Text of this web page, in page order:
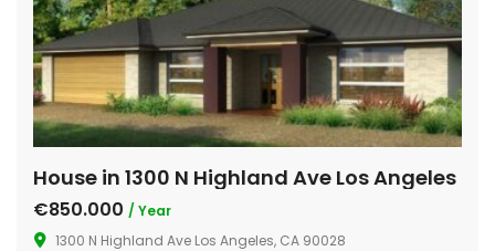
House in 1300 N Highland Ave Los Angeles
€850.000 / Year
1300 N Highland Ave Los Angeles, CA 90028